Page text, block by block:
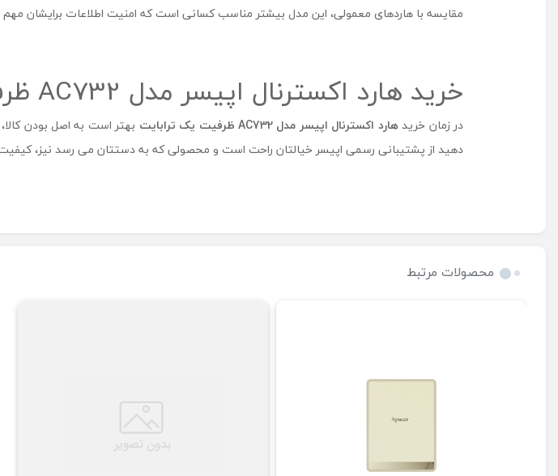
مقایسه با هاردهای معمولی، این مدل بیشتر مناسب کسانی است که امنیت اطلاعات برایشان
خرید هارد اکسترنال اپیسر مدل AC732 ظرفیت یک ترابایت
در زمان خریدهارد اکسترنال اپیسر مدل AC732ظرفیت یک ترابایت بهتر است به اصل بودن
دهید از پشتیبانی رسمی اپیسر خیالتان راحت است و محصولی که به دستتان می رسد نیز، کیفیت
محصولات مرتبط